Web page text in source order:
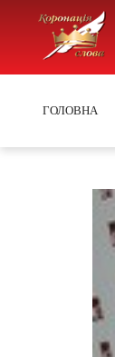
ГОЛОВНА